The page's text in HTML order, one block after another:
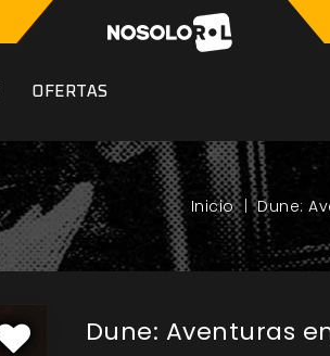
OFERTAS
Dune:
Dune: Aventuras